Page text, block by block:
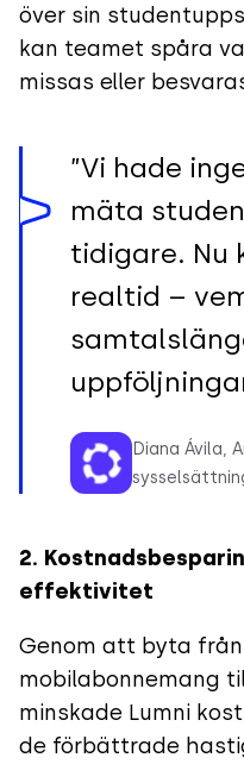
över sin
kan teamet spåra
missas eller
”Vi hade
mäta
tidigare. Nu
realtid –
Diana Ávila,
2.
effektivitet
Genom att byta
mobilabonnemang
minskade Lumni
de förbättrade